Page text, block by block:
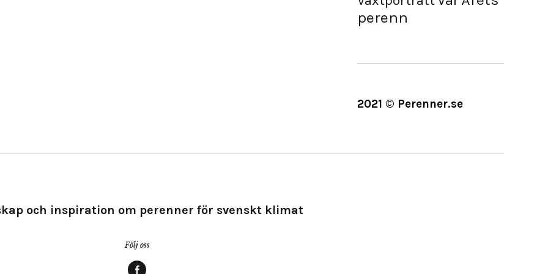
perenn
2021 © Perenner.se
och inspiration om perenner för svenskt klimat
Följ oss